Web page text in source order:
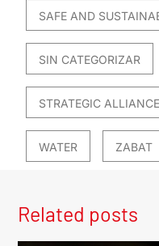
SAFE AND
SIN CATEGORIZAR
STRATEGIC
WATER ZABAT
Related posts